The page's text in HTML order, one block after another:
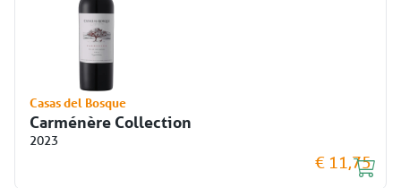
Casas del Bosque
Carménère Collection
2023
€ 11,75